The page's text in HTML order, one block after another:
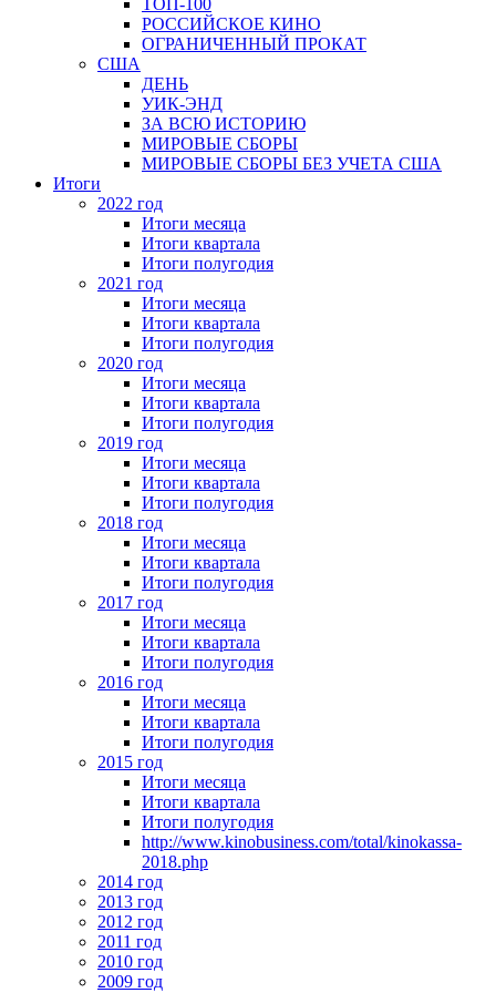
ТОП-100
РОССИЙСКОЕ КИНО
ОГРАНИЧЕННЫЙ ПРОКАТ
США
ДЕНЬ
УИК-ЭНД
ЗА ВСЮ ИСТОРИЮ
МИРОВЫЕ СБОРЫ
МИРОВЫЕ СБОРЫ БЕЗ УЧЕТА США
Итоги
2022 год
Итоги месяца
Итоги квартала
Итоги полугодия
2021 год
Итоги месяца
Итоги квартала
Итоги полугодия
2020 год
Итоги месяца
Итоги квартала
Итоги полугодия
2019 год
Итоги месяца
Итоги квартала
Итоги полугодия
2018 год
Итоги месяца
Итоги квартала
Итоги полугодия
2017 год
Итоги месяца
Итоги квартала
Итоги полугодия
2016 год
Итоги месяца
Итоги квартала
Итоги полугодия
2015 год
Итоги месяца
Итоги квартала
Итоги полугодия
http://www.kinobusiness.com/total/kinokassa-
2018.php
2014 год
2013 год
2012 год
2011 год
2010 год
2009 год